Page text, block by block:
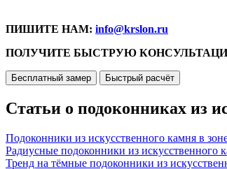
ПИШИТЕ НАМ: info@krslon.ru
ПОЛУЧИТЕ БЫСТРУЮ
Бесплатный замер Быстрый расчёт
Статьи о подоконниках из
Подоконники из искусственного камня в
Радиусные подоконники из искусственного
Тренд на тёмные подоконники из